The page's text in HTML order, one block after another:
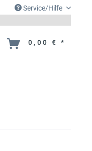
Service/Hilfe
0,00 € *